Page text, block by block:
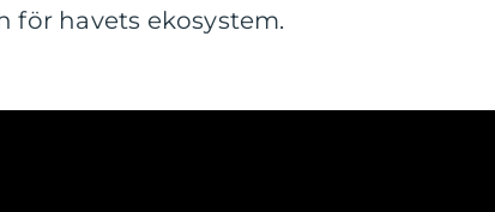
för havets ekosystem.